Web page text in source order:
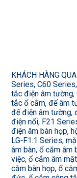
KHÁCH HÀNG
Series, C60
tắc điện âm tường,
tắc ổ cắm, đế âm
đế điện âm tường,
điện nổi, F21
điện âm bàn họp,
LG-F1.1 Series,
âm bàn, ổ cắm âm
việc, ổ cắm âm
cắm bàn họp, ổ